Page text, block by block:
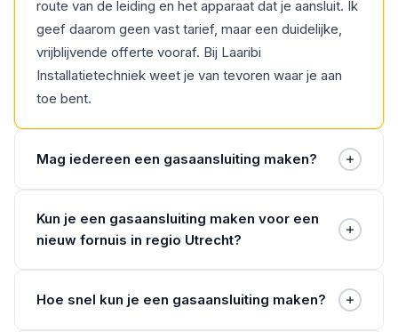
route van de leiding en het apparaat dat je aansluit. Ik
geef daarom geen vast tarief, maar een duidelijke,
vrijblijvende offerte vooraf. Bij Laaribi
Installatietechniek weet je van tevoren waar je aan
toe bent.
Mag iedereen een gasaansluiting maken?
installateur. Ik ben VCA-gecertificeerd en CO-
vakman en test elke aansluiting op gasdichtheid. Zo
weet je zeker dat je veilig kookt en stookt, zonder
risico op een lekkage of koolmonoxide.
Kun je een gasaansluiting maken voor een
nieuw fornuis in regio Utrecht?
sluit je fornuis, kookplaat of geiser veilig aan. In
Bilthoven en de regio Utrecht ben ik snel bij je en kan
Hoe snel kun je een gasaansluiting maken?